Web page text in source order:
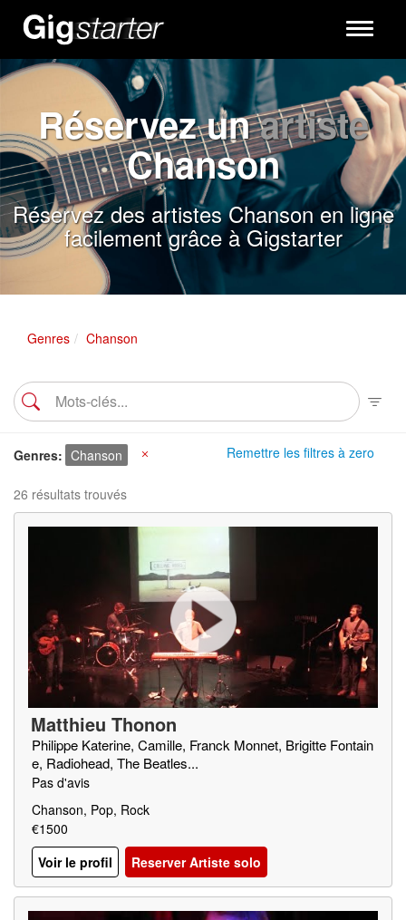
Toggle
Réservez unartiste
Chanson
Réservez des artistes Chanson en ligne
facilement grâce à Gigstarter
Genres Chanson
Remettre les filtres à zero
Genres Chanson
26 résultats trouvés
Matthieu Thonon
Philippe Katerine, Camille, Franck Monnet, Brigitte Fontain
e, Radiohead, The Beatles...
Pas d'avis
Chanson, Pop, Rock
€1500
Voir le profil
Reserver Artiste solo